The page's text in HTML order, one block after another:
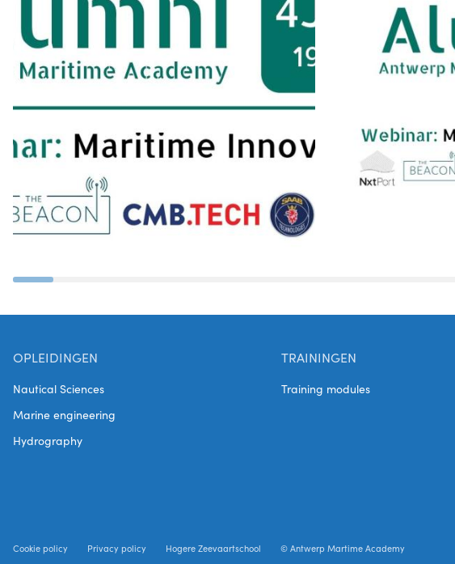
OPLEIDINGEN
Nautical Sciences
Marine engineering
Hydrography
TRAININGEN
Training modules
Cookie policy Privacy policy Hogere Zeevaartschool © Antwerp Martime Academy